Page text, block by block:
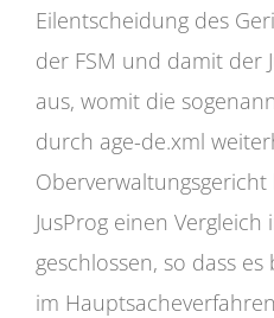
Eilentscheidung des
der FSM und damit der
aus, womit die
durch age-de.xml
Oberverwaltungsgericht
JusProg einen Vergleich
geschlossen, so dass
im